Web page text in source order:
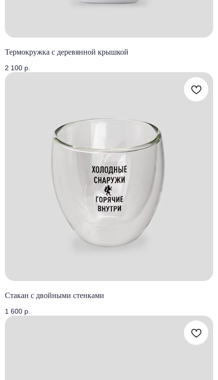
Термокружка с деревянной крышкой
2 100 р.
Стакан с двойными стенками
1 600 р.